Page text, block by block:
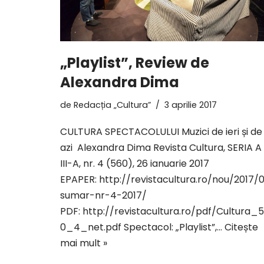
„Playlist”, Review de
Alexandra Dima
de Redacția „Cultura” 3 aprilie 2017
CULTURA SPECTACOLULUI Muzici de ieri și de
azi Alexandra Dima Revista Cultura, SERIA A
III-A, nr. 4 (560), 26 ianuarie 2017
EPAPER: http://revistacultura.ro/nou/2017/
sumar-nr-4-2017/
PDF: http://revistacultura.ro/pdf/
0_4_net.pdf Spectacol: „Playlist”,… Citește
mai mult »